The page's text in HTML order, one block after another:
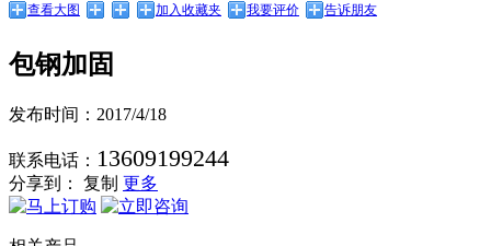
查看大图 加入收藏夹 我要评价 告诉朋友
包钢加固
发布时间：2017/4/18
联系电话： 13609199244
分享到： 复制 更多